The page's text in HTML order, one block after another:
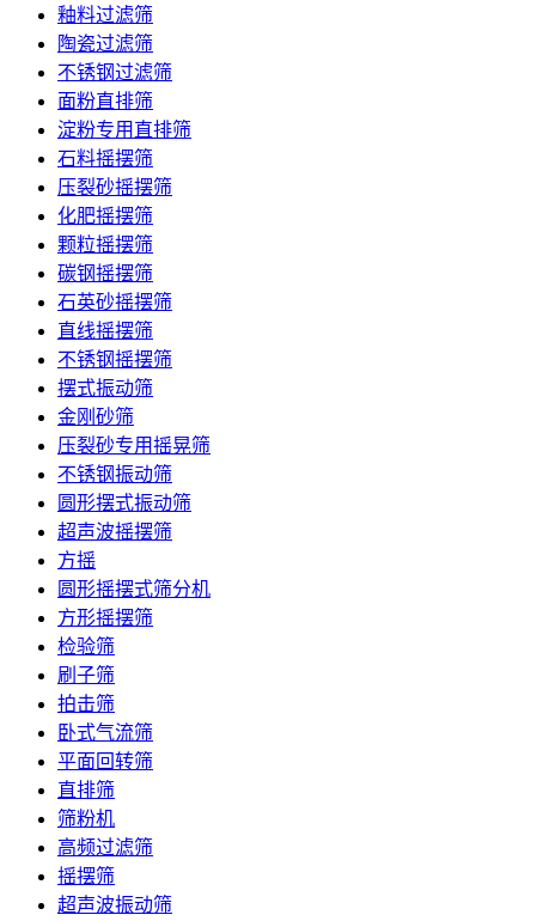
釉料过滤筛
陶瓷过滤筛
不锈钢过滤筛
面粉直排筛
淀粉专用直排筛
石料摇摆筛
压裂砂摇摆筛
化肥摇摆筛
颗粒摇摆筛
碳钢摇摆筛
石英砂摇摆筛
直线摇摆筛
不锈钢摇摆筛
摆式振动筛
金刚砂筛
压裂砂专用摇晃筛
不锈钢振动筛
圆形摆式振动筛
超声波摇摆筛
方摇
圆形摇摆式筛分机
方形摇摆筛
检验筛
刷子筛
拍击筛
卧式气流筛
平面回转筛
直排筛
筛粉机
高频过滤筛
摇摆筛
超声波振动筛